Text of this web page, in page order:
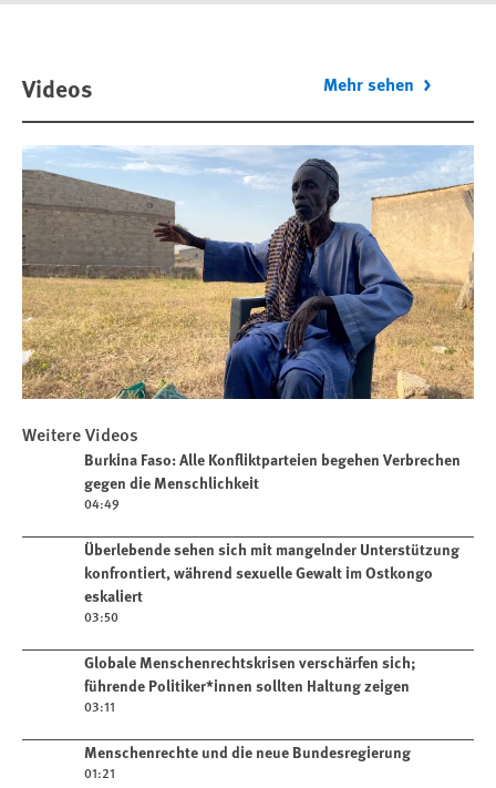
Videos Mehr sehen
Play
Burkina Faso: Alle Konfliktparteien
begehen Verbrechen gegen die
Menschlichkeit
Weitere Videos
Play videoBurkina Faso: Alle Konfliktparteien begehen Verbrechen
gegen die Menschlichkeit
04:49
Play videoÜberlebende sehen sich mit mangelnder Unterstützung
konfrontiert, während sexuelle Gewalt im Ostkongo
eskaliert
03:50
Play videoGlobale Menschenrechtskrisen verschärfen sich;
führende Politiker*innen sollten Haltung zeigen
03:11
Play videoMenschenrechte und die neue Bundesregierung
01:21